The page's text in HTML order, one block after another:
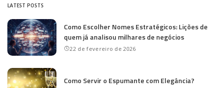
LATEST POSTS
Como Escolher Nomes Estratégicos: Lições de
quem já analisou milhares de negócios
22 de fevereiro de 2026
Como Servir o Espumante com Elegância?